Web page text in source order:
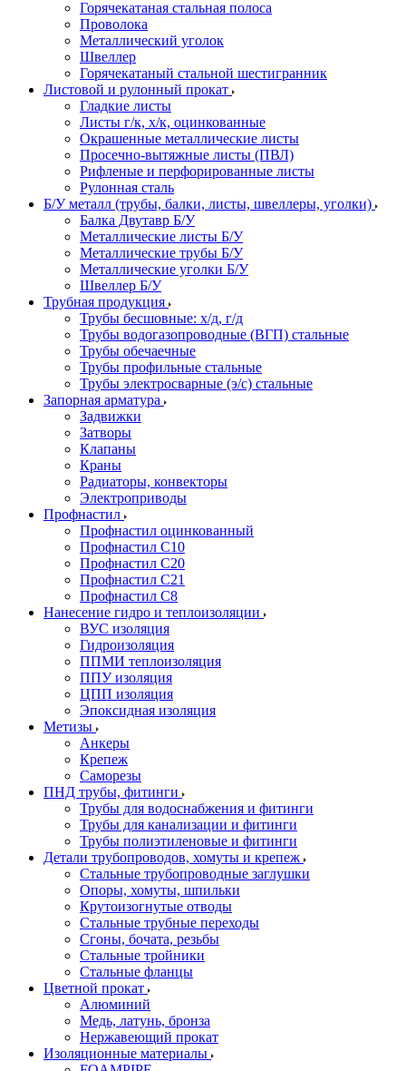
Горячекатаная стальная полоса
Проволока
Металлический уголок
Швеллер
Горячекатаный стальной шестигранник
Листовой и рулонный прокат
Гладкие листы
Листы г/к, х/к, оцинкованные
Окрашенные металлические листы
Просечно-вытяжные листы (ПВЛ)
Рифленые и перфорированные листы
Рулонная сталь
Б/У металл (трубы, балки, листы, швеллеры, уголки)
Балка Двутавр Б/У
Металлические листы Б/У
Металлические трубы Б/У
Металлические уголки Б/У
Швеллер Б/У
Трубная продукция
Трубы бесшовные: х/д, г/д
Трубы водогазопроводные (ВГП) стальные
Трубы обечаечные
Трубы профильные стальные
Трубы электросварные (э/с) стальные
Запорная арматура
Задвижки
Затворы
Клапаны
Краны
Радиаторы, конвекторы
Электроприводы
Профнастил
Профнастил оцинкованный
Профнастил С10
Профнастил С20
Профнастил С21
Профнастил С8
Нанесение гидро и теплоизоляции
ВУС изоляция
Гидроизоляция
ППМИ теплоизоляция
ППУ изоляция
ЦПП изоляция
Эпоксидная изоляция
Метизы
Анкеры
Крепеж
Саморезы
ПНД трубы, фитинги
Трубы для водоснабжения и фитинги
Трубы для канализации и фитинги
Трубы полиэтиленовые и фитинги
Детали трубопроводов, хомуты и крепеж
Стальные трубопроводные заглушки
Опоры, хомуты, шпильки
Крутоизогнутые отводы
Стальные трубные переходы
Сгоны, бочата, резьбы
Стальные тройники
Стальные фланцы
Цветной прокат
Алюминий
Медь, латунь, бронза
Нержавеющий прокат
Изоляционные материалы